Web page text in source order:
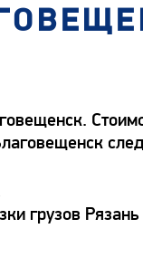
грузов